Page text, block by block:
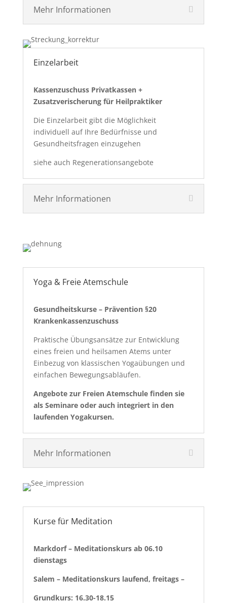
Mehr Informationen
Einzelarbeit
Kassenzuschuss Privatkassen +
Zusatzverischerung für Heilpraktiker
Die Einzelarbeit gibt die Möglichkeit
individuell auf Ihre Bedürfnisse und
Gesundheitsfragen einzugehen
siehe auch Regenerationsangebote
Mehr Informationen
Yoga & Freie Atemschule
Gesundheitskurse – Prävention §20
Krankenkassenzuschuss
Praktische Übungsansätze zur Entwicklung
eines freien und heilsamen Atems unter
Einbezug von klassischen Yogaübungen und
einfachen Bewegungsabläufen.
Angebote zur Freien Atemschule finden sie
als Seminare oder auch integriert in den
laufenden Yogakursen.
Mehr Informationen
Kurse für Meditation
Markdorf – Meditationskurs ab 06.10
dienstags
Salem – Meditationskurs laufend, freitags –
Grundkurs: 16.30-18.15